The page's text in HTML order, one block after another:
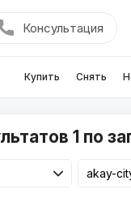
Консультация
Купить Снять
1 по